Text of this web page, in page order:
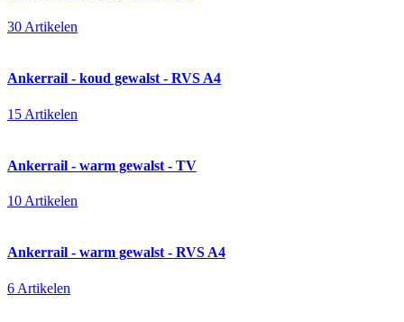
30 Artikelen
Ankerrail - koud gewalst - RVS A4
15 Artikelen
Ankerrail - warm gewalst - TV
10 Artikelen
Ankerrail - warm gewalst - RVS A4
6 Artikelen